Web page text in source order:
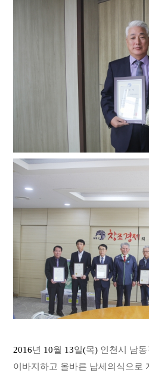
2016년 10월 13일(목) 인천시 남
이바지하고 올바른 납세의식으로